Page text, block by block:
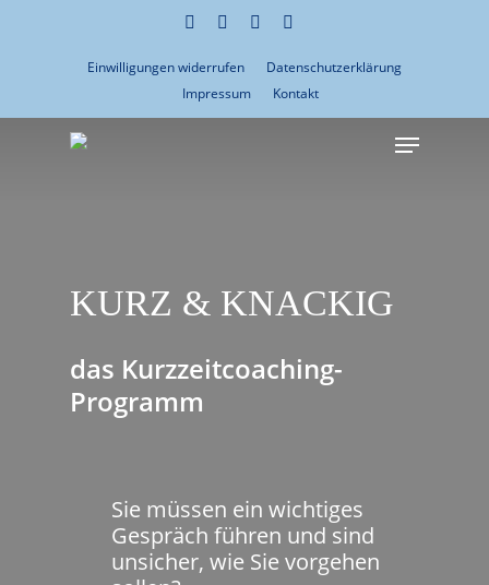
facebooklinkedininstagram
xing
Einwilligungen widerrufen
Datenschutzerklärung
Impressum
Kontakt
Menu
KURZ & KNACKIG
das Kurzzeitcoaching-
Programm
Sie müssen ein wichtiges
Gespräch führen und sind
unsicher, wie Sie vorgehen